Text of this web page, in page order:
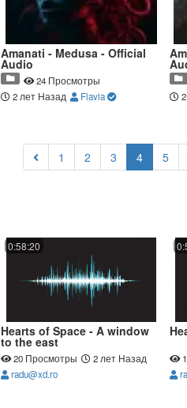
Amanati - Medusa - Official
Audio
24 Просмотры
2 лет Назад
Flavia
1 2 3 4(current)
5
0:58:20
Hearts of Space - A window
to the east
20 Просмотры
2 лет Назад
radu@xd.ro